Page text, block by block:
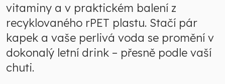
vitaminy a v praktickém balení z
recyklovaného rPET plastu. Stačí pár
kapek a vaše perlivá voda se promění v
dokonalý letní drink – přesně podle vaší
chuti.